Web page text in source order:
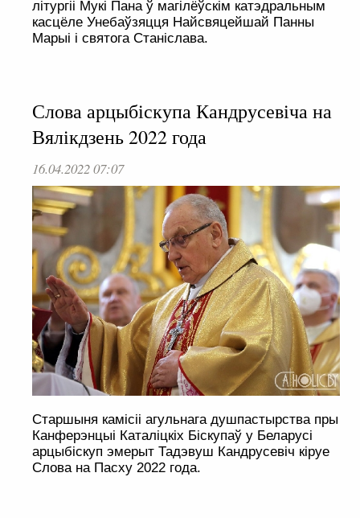
літургіі Мукі Пана ў магілёўскім катэдральным
касцёле Унебаўзяцця Найсвяцейшай Панны
Марыі і святога Станіслава.
Слова арцыбіскупа Кандрусевіча на
Вялікдзень 2022 года
16.04.2022 07:07
Старшыня камісіі агульнага душпастырства пры
Канферэнцыі Каталіцкіх Біскупаў у Беларусі
арцыбіскуп эмерыт Тадэвуш Кандрусевіч кіруе
Слова на Пасху 2022 года.